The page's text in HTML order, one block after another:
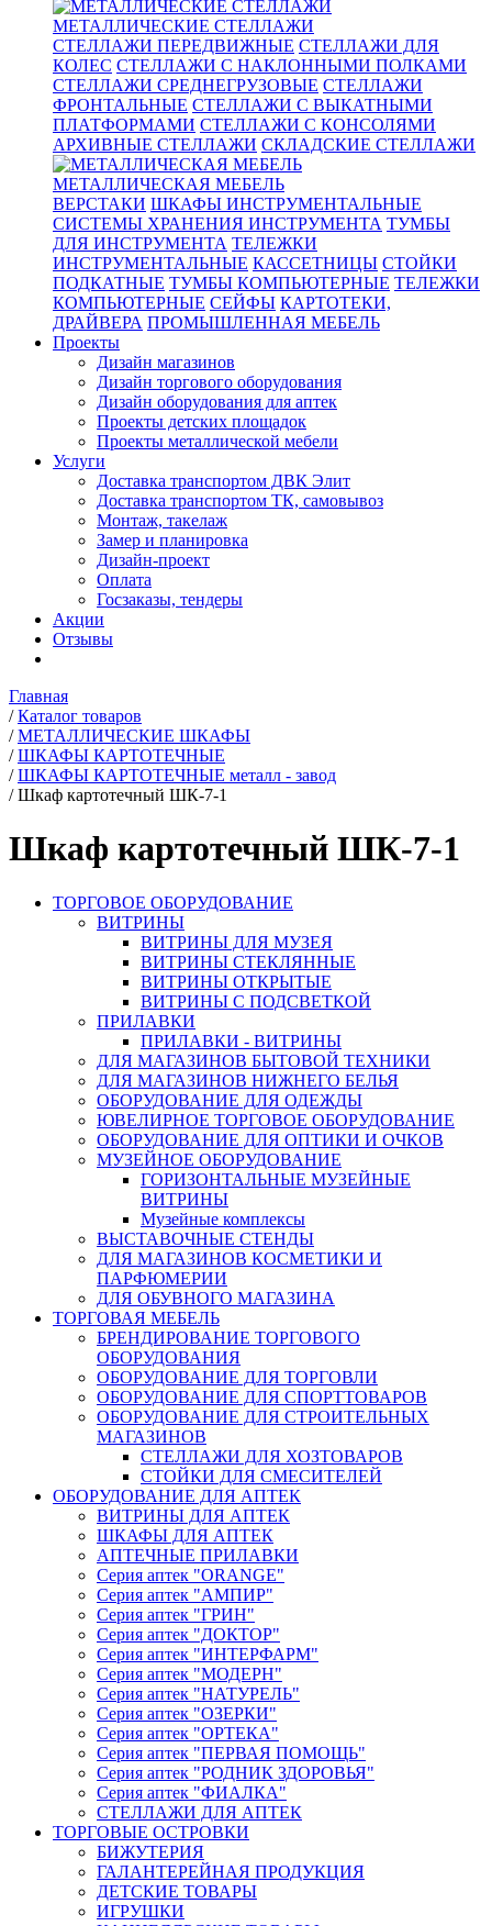
МЕТАЛЛИЧЕСКИЕ СТЕЛЛАЖИ
СТЕЛЛАЖИ ПЕРЕДВИЖНЫЕ СТЕЛЛАЖИ ДЛЯ
КОЛЕС СТЕЛЛАЖИ С НАКЛОННЫМИ ПОЛКАМИ
СТЕЛЛАЖИ СРЕДНЕГРУЗОВЫЕ СТЕЛЛАЖИ
ФРОНТАЛЬНЫЕ СТЕЛЛАЖИ С ВЫКАТНЫМИ
ПЛАТФОРМАМИ СТЕЛЛАЖИ С КОНСОЛЯМИ
АРХИВНЫЕ СТЕЛЛАЖИ СКЛАДСКИЕ СТЕЛЛАЖИ
МЕТАЛЛИЧЕСКАЯ МЕБЕЛЬ
ВЕРСТАКИ ШКАФЫ ИНСТРУМЕНТАЛЬНЫЕ
СИСТЕМЫ ХРАНЕНИЯ ИНСТРУМЕНТА ТУМБЫ
ДЛЯ ИНСТРУМЕНТА ТЕЛЕЖКИ
ИНСТРУМЕНТАЛЬНЫЕ КАССЕТНИЦЫ СТОЙКИ
ПОДКАТНЫЕ ТУМБЫ КОМПЬЮТЕРНЫЕ ТЕЛЕЖКИ
КОМПЬЮТЕРНЫЕ СЕЙФЫ КАРТОТЕКИ,
ДРАЙВЕРА ПРОМЫШЛЕННАЯ МЕБЕЛЬ
Проекты
Дизайн магазинов
Дизайн торгового оборудования
Дизайн оборудования для аптек
Проекты детских площадок
Проекты металлической мебели
Услуги
Доставка транспортом ДВК Элит
Доставка транспортом ТК, самовывоз
Монтаж, такелаж
Замер и планировка
Дизайн-проект
Оплата
Госзаказы, тендеры
Акции
Отзывы
Главная
/ Каталог товаров
/ МЕТАЛЛИЧЕСКИЕ ШКАФЫ
/ ШКАФЫ КАРТОТЕЧНЫЕ
/ ШКАФЫ КАРТОТЕЧНЫЕ металл - завод
/ Шкаф картотечный ШК-7-1
Шкаф картотечный ШК-7-1
ТОРГОВОЕ ОБОРУДОВАНИЕ
ВИТРИНЫ
ВИТРИНЫ ДЛЯ МУЗЕЯ
ВИТРИНЫ СТЕКЛЯННЫЕ
ВИТРИНЫ ОТКРЫТЫЕ
ВИТРИНЫ С ПОДСВЕТКОЙ
ПРИЛАВКИ
ПРИЛАВКИ - ВИТРИНЫ
ДЛЯ МАГАЗИНОВ БЫТОВОЙ ТЕХНИКИ
ДЛЯ МАГАЗИНОВ НИЖНЕГО БЕЛЬЯ
ОБОРУДОВАНИЕ ДЛЯ ОДЕЖДЫ
ЮВЕЛИРНОЕ ТОРГОВОЕ ОБОРУДОВАНИЕ
ОБОРУДОВАНИЕ ДЛЯ ОПТИКИ И ОЧКОВ
МУЗЕЙНОЕ ОБОРУДОВАНИЕ
ГОРИЗОНТАЛЬНЫЕ МУЗЕЙНЫЕ
ВИТРИНЫ
Музейные комплексы
ВЫСТАВОЧНЫЕ СТЕНДЫ
ДЛЯ МАГАЗИНОВ КОСМЕТИКИ И
ПАРФЮМЕРИИ
ДЛЯ ОБУВНОГО МАГАЗИНА
ТОРГОВАЯ МЕБЕЛЬ
БРЕНДИРОВАНИЕ ТОРГОВОГО
ОБОРУДОВАНИЯ
ОБОРУДОВАНИЕ ДЛЯ ТОРГОВЛИ
ОБОРУДОВАНИЕ ДЛЯ СПОРТТОВАРОВ
ОБОРУДОВАНИЕ ДЛЯ СТРОИТЕЛЬНЫХ
МАГАЗИНОВ
СТЕЛЛАЖИ ДЛЯ ХОЗТОВАРОВ
СТОЙКИ ДЛЯ СМЕСИТЕЛЕЙ
ОБОРУДОВАНИЕ ДЛЯ АПТЕК
ВИТРИНЫ ДЛЯ АПТЕК
ШКАФЫ ДЛЯ АПТЕК
АПТЕЧНЫЕ ПРИЛАВКИ
Серия аптек "ORANGE"
Серия аптек "АМПИР"
Серия аптек "ГРИН"
Серия аптек "ДОКТОР"
Серия аптек "ИНТЕРФАРМ"
Серия аптек "МОДЕРН"
Серия аптек "НАТУРЕЛЬ"
Серия аптек "ОЗЕРКИ"
Серия аптек "ОРТЕКА"
Серия аптек "ПЕРВАЯ ПОМОЩЬ"
Серия аптек "РОДНИК ЗДОРОВЬЯ"
Серия аптек "ФИАЛКА"
СТЕЛЛАЖИ ДЛЯ АПТЕК
ТОРГОВЫЕ ОСТРОВКИ
БИЖУТЕРИЯ
ГАЛАНТЕРЕЙНАЯ ПРОДУКЦИЯ
ДЕТСКИЕ ТОВАРЫ
ИГРУШКИ